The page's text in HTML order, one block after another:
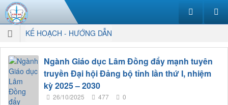
KẾ HOẠCH - HƯỚNG DẪN
Ngành Giáo dục Lâm Đồng đẩy mạnh tuyên
truyền Đại hội Đảng bộ tỉnh lần thứ I, nhiệm
kỳ 2025 – 2030
26/10/2025 477 0